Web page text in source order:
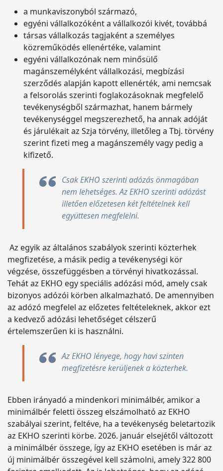
a munkaviszonyból származó,
egyéni vállalkozóként a vállalkozói kivét, továbbá
társas vállalkozás tagjaként a személyes
közreműködés ellenértéke, valamint
egyéni vállalkozónak nem minősülő
magánszemélyként vállalkozási, megbízási
szerződés alapján kapott ellenérték, ami nemcsak
a felsorolás szerinti foglakozásoknak megfelelő
tevékenységből származhat, hanem bármely
tevékenységgel megszerezhető, ha annak adóját
és járulékait az Szja törvény, illetőleg a Tbj. törvény
szerint fizeti meg a magánszemély vagy pedig a
kifizető.
Csak EKHO szerinti adózás önmagában
nem lehetséges. Az EKHO szerinti adózást
illetően előzetesen két feltételnek kell
együttesen megfelelni.
Az egyik az általános szabályok szerinti közterhek
megfizetése, a másik pedig a tevékenységi kör
végzése, összefüggésben a törvényi hivatkozással.
Tehát az EKHO egy speciális adózási mód, amely csak
bizonyos adózói körben alkalmazható. De amennyiben
az adózó megfelel az előzetes feltételeknek, akkor ezt
a kedvező adózási lehetőséget célszerű
értelemszerűen ki is használni.
Az EKHO lényege, hogy havi szinten
megfizetésre kerüljenek a közterhek.
Ebben irányadó a mindenkori minimálbér, amikor a
minimálbér feletti összeg elszámolható az EKHO
szabályai szerint, feltéve, ha a tevékenység beletartozik
az EKHO szerinti körbe. 2026. január elsejétől változott
a minimálbér összege, így az EKHO esetében is már az
új minimálbér összegével kell számolni, amely 322 800